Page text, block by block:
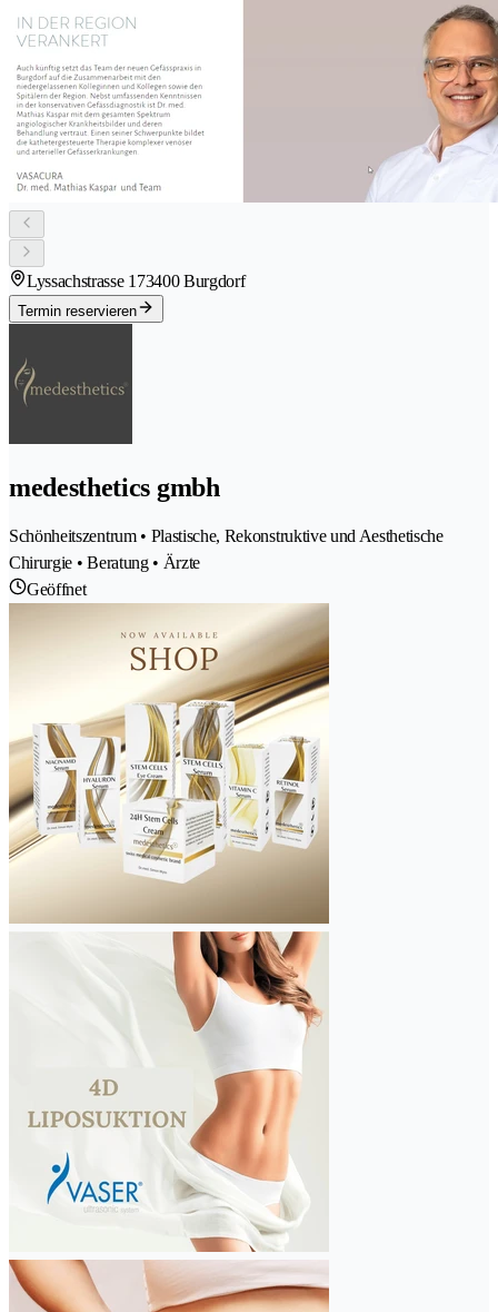
Lyssachstrasse 173400 Burgdorf
Termin reservieren
medesthetics gmbh
Schönheitszentrum • Plastische, Rekonstruktive und Aesthetische
Chirurgie • Beratung • Ärzte
Geöffnet